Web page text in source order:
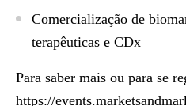
Comercialização de
terapêuticas e CDx
Para saber mais ou para se
https://